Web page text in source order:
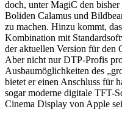
doch, unter MagiC den
Boliden Calamus und
zu machen. Hinzu kommt,
Kombination mit
der aktuellen Version für den
Aber nicht nur DTP-Profis
Ausbaumöglichkeiten des
bietet er einen Anschluss für
sogar moderne digitale TFT-
Cinema Display von Apple